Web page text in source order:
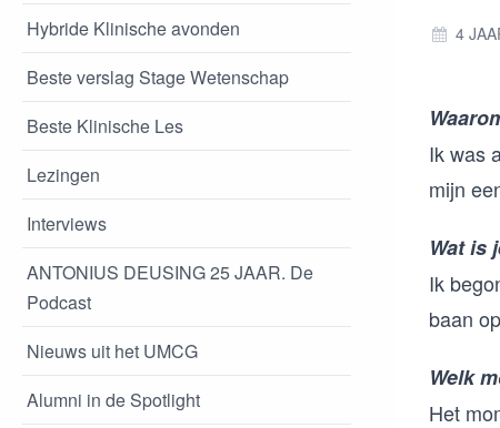
Hybride Klinische avonden
Beste verslag Stage Wetenschap
Beste Klinische Les
Lezingen
Interviews
ANTONIUS DEUSING 25 JAAR. De
Podcast
Nieuws uit het UMCG
Alumni in de Spotlight
4
Ik was
mijn
Wat is
Ik
baan
Welk
Het